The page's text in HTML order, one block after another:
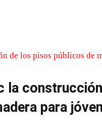
la
para